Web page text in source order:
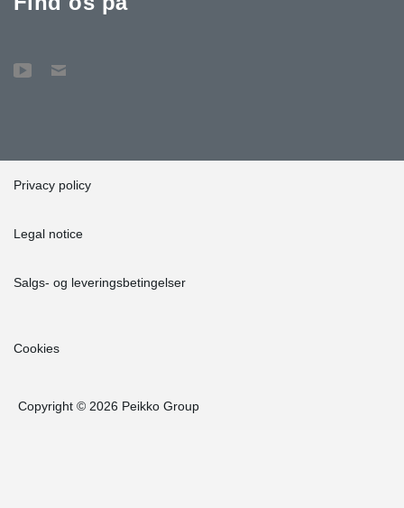
Privacy policy
Legal notice
Salgs- og leveringsbetingelser
Cookies
Copyright © 2026 Peikko Group